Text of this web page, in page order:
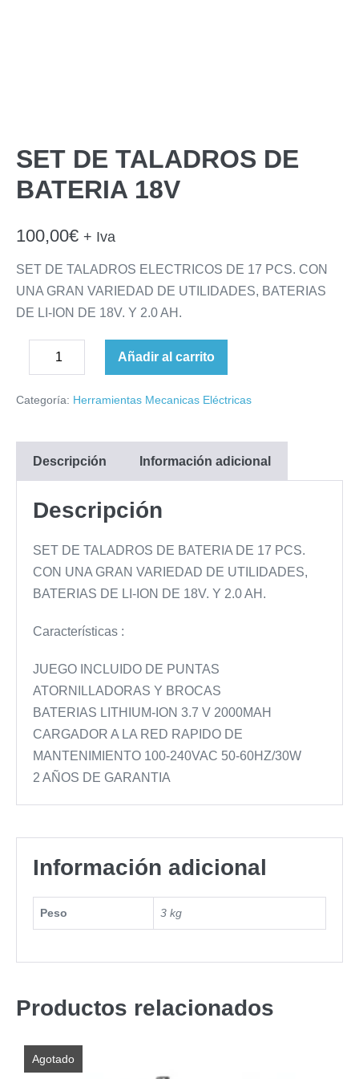
SET DE TALADROS DE
BATERIA 18V
100,00€ + Iva
SET DE TALADROS ELECTRICOS DE 17 PCS. CON
UNA GRAN VARIEDAD DE UTILIDADES, BATERIAS
DE LI-ION DE 18V. Y 2.0 AH.
Disminuir
la
DE
TALADROS
18V
cantidad
cantidad
Añadir al carrito
Categoría: Herramientas Mecanicas Eléctricas
Descripción Información adicional
Descripción
SET DE TALADROS DE BATERIA DE 17 PCS.
CON UNA GRAN VARIEDAD DE UTILIDADES,
BATERIAS DE LI-ION DE 18V. Y 2.0 AH.
Características :
JUEGO INCLUIDO DE PUNTAS
ATORNILLADORAS Y BROCAS
BATERIAS LITHIUM-ION 3.7 V 2000MAH
CARGADOR A LA RED RAPIDO DE
MANTENIMIENTO 100-240VAC 50-60HZ/30W
2 AÑOS DE GARANTIA
Información adicional
Peso 3 kg
Productos relacionados
Agotado